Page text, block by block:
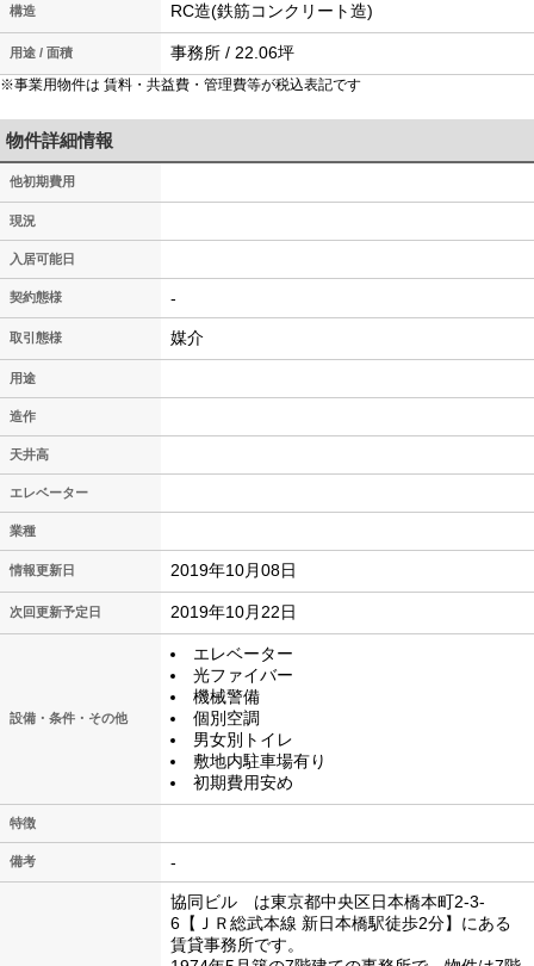
構造 RC造(鉄筋コンクリート造)
用途 / 面積 事務所 / 22.06坪
※事業用物件は 賃料・共益費・管理費等が税込表記です
物件詳細情報
他初期費用
現況
入居可能日
契約態様 -
取引態様 媒介
用途
造作
天井高
エレベーター
業種
情報更新日 2019年10月08日
次回更新予定日 2019年10月22日
設備・条件・その他
エレベーター
光ファイバー
機械警備
個別空調
男女別トイレ
敷地内駐車場有り
初期費用安め
特徴
備考 -
協同ビル は東京都中央区日本橋本町2-3-
6【ＪＲ総武本線 新日本橋駅徒歩2分】にある
賃貸事務所です。